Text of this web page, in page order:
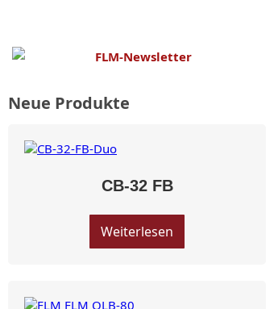
Neue Produkte
CB-32 FB
Weiterlesen